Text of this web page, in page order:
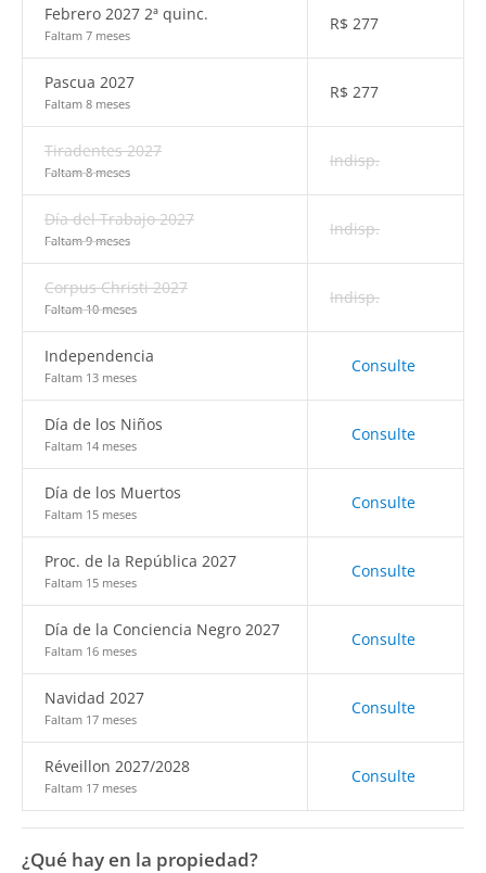
Febrero 2027 2ª quinc.
Faltam 7 meses
R$ 277
Pascua 2027
Faltam 8 meses
R$ 277
Tiradentes 2027
Faltam 8 meses
Indisp.
Día del Trabajo 2027
Faltam 9 meses
Indisp.
Corpus Christi 2027
Faltam 10 meses
Indisp.
Independencia
Faltam 13 meses
Consulte
Día de los Niños
Faltam 14 meses
Consulte
Día de los Muertos
Faltam 15 meses
Consulte
Proc. de la República 2027
Faltam 15 meses
Consulte
Día de la Conciencia Negro 2027
Faltam 16 meses
Consulte
Navidad 2027
Faltam 17 meses
Consulte
Réveillon 2027/2028
Faltam 17 meses
Consulte
¿Qué hay en la propiedad?